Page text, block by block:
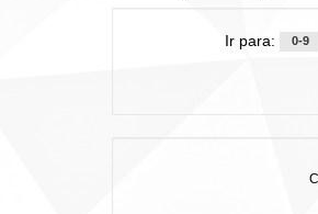
Ir para: 0-9